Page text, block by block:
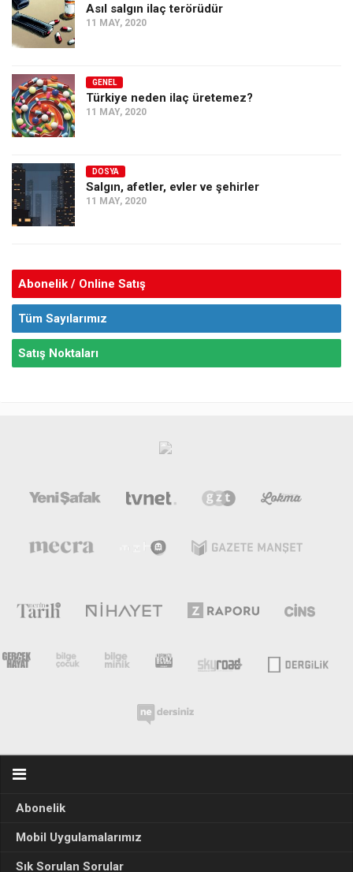
Asıl salgın ilaç terörüdür
11 MAY, 2020
GENEL
Türkiye neden ilaç üretemez?
11 MAY, 2020
DOSYA
Salgın, afetler, evler ve şehirler
11 MAY, 2020
Abonelik / Online Satış
Tüm Sayılarımız
Satış Noktaları
Abonelik
Mobil Uygulamalarımız
Sık Sorulan Sorular